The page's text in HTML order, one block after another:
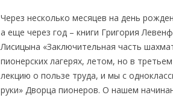
Через несколько месяцев на день
а еще через год – книги Григория
Лисицына «Заключительная часть
пионерских лагерях, летом, но в
лекцию о пользе труда, и мы с
руки» Дворца пионеров. О нашем